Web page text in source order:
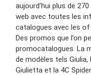
aujourd’hui plus de
web avec toutes les
catalogues avec les
Des promos que l’on
promocatalogues. La
de modèles tels
Giulietta et la 4C